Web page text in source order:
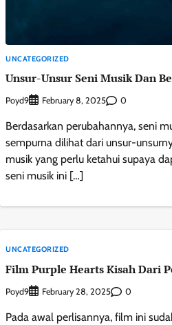
UNCATEGORIZED
Unsur-Unsur Seni Musik Dan
Poyd9 February 8, 2025 0
Berdasarkan perubahannya, seni
sempurna dilihat dari unsur-
musik yang perlu ketahui supaya
seni musik ini […]
UNCATEGORIZED
Film Purple Hearts Kisah Dari
Poyd9 February 28, 2025 0
Pada awal perlisannya, film ini